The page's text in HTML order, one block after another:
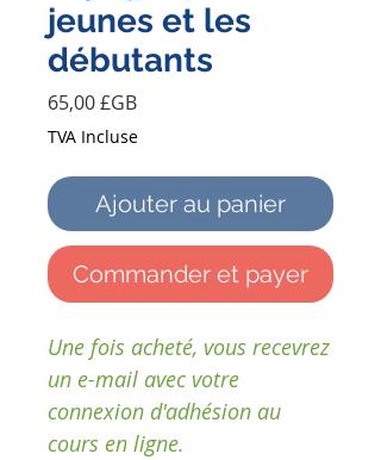
jeunes et les
débutants
65,00 £GBPrix
TVA Incluse
Ajouter au panier
Commander et payer
Une fois acheté, vous recevrez
un e-mail avec votre
connexion d'adhésion au
cours en ligne.